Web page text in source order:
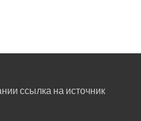
ссылка на источник